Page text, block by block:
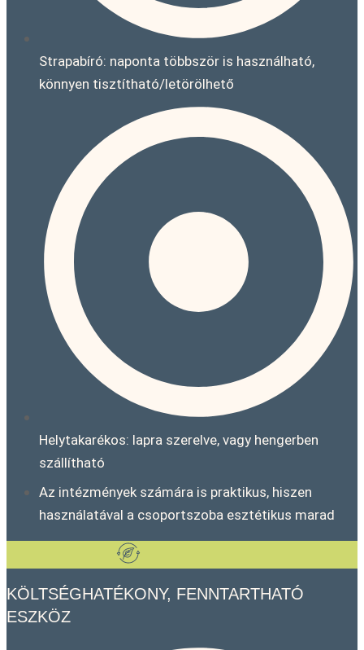
Strapabíró: naponta többször is használható,
könnyen tisztítható/letörölhető
Helytakarékos: lapra szerelve, vagy hengerben
szállítható
Az intézmények számára is praktikus, hiszen
használatával a csoportszoba esztétikus marad
KÖLTSÉGHATÉKONY, FENNTARTHATÓ
ESZKÖZ